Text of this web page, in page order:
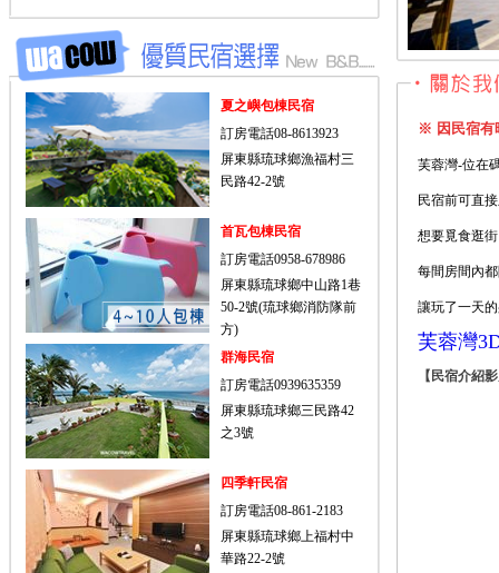
夏之嶼包棟民宿
訂房電話08-8613923
屏東縣琉球鄉漁福村三
民路42-2號
首瓦包棟民宿
訂房電話0958-678986
屏東縣琉球鄉中山路1巷
50-2號(琉球鄉消防隊前
方)
群海民宿
訂房電話0939635359
屏東縣琉球鄉三民路42
之3號
四季軒民宿
訂房電話08-861-2183
屏東縣琉球鄉上福村中
華路22-2號
※ 因民宿有
芙蓉灣-位在
民宿前可直
想要覓食逛
每間房間內
讓玩了一天
芙蓉灣
【民宿介紹